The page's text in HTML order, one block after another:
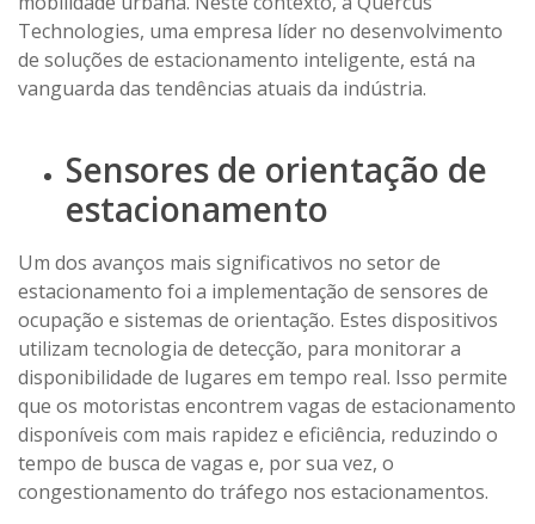
Technologies, uma empresa líder no desenvolvimento
de soluções de estacionamento inteligente, está na
vanguarda das tendências atuais da indústria.
Sensores de orientação de
estacionamento
Um dos avanços mais significativos no setor de
estacionamento foi a implementação de sensores de
ocupação e sistemas de orientação. Estes dispositivos
utilizam tecnologia de detecção, para monitorar a
disponibilidade de lugares em tempo real. Isso permite
que os motoristas encontrem vagas de estacionamento
disponíveis com mais rapidez e eficiência, reduzindo o
tempo de busca de vagas e, por sua vez, o
congestionamento do tráfego nos estacionamentos.